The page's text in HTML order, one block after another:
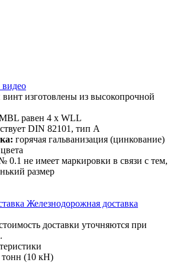
винт изготовлены из высокопрочной
равен 4 x WLL
DIN 82101, тип A
горячая гальванизация (цинкование)
0.1 не имеет маркировки в связи с тем,
размер
Железнодорожная доставка
доставки уточняются при
тонн (10 кН)